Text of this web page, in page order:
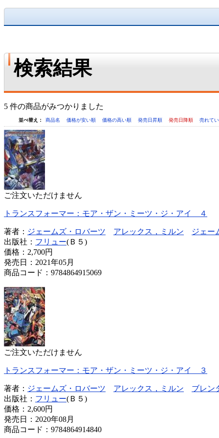
検索結果
5 件の商品がみつかりました
並べ替え： 商品名 価格が安い順 価格の高い順 発売日昇順 発売日降順 売れて
ご注文いただけません
トランスフォーマー：モア・ザン・ミーツ・ジ・アイ ４
著者： ジェームズ・ロバーツ アレックス，ミルン
ジェー
出版社： フリュー(Ｂ５)
価格： 2,700円
発売日：2021年05月
商品コード：9784864915069
ご注文いただけません
トランスフォーマー：モア・ザン・ミーツ・ジ・アイ ３
著者： ジェームズ・ロバーツ アレックス，ミルン
ブレン
出版社： フリュー(Ｂ５)
価格： 2,600円
発売日：2020年08月
商品コード：9784864914840